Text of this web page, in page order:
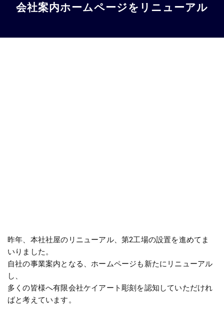
会社案内ホームページをリニューアル
昨年、本社社屋のリニューアル、第2工場の設置を進めてま
いりました。
自社の事業案内となる、ホームページも新たにリニューアル
し、
多くの皆様へ有限会社ケイアート彫刻を認知していただけれ
ばと考えています。